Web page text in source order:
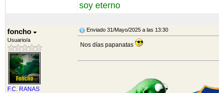
soy eterno
foncho
Usuario/a
F.C. RANAS
Enviado 31/Mayo/2025 a las 13:30
Nos días papanatas